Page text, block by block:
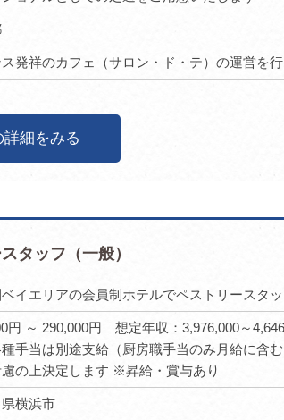
発祥のカフェ（サロン・ド・テ）の運営を
細をみる
タッフ（一般）
イエリアの会員制ホテルでペストリースタッ
円 ～ 290,000円 想定年収：3,976,000～
種手当は別途支給（厨房職手当のみ月給に含
の上決定します ※昇給・賞与あり
横浜市